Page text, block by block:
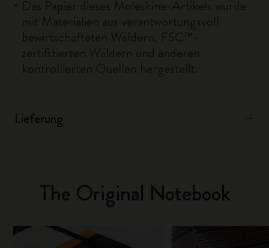
Lieferung
The Original Notebook